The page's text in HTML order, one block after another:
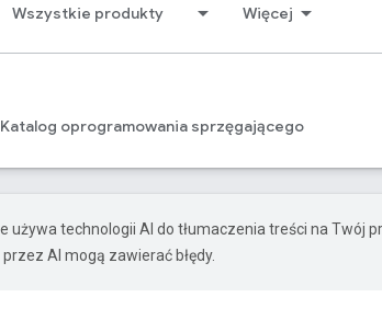
Wszystkie produkty Więcej
Katalog oprogramowania sprzęgającego
używa technologii AI do tłumaczenia treści na Twój
AI mogą zawierać błędy.